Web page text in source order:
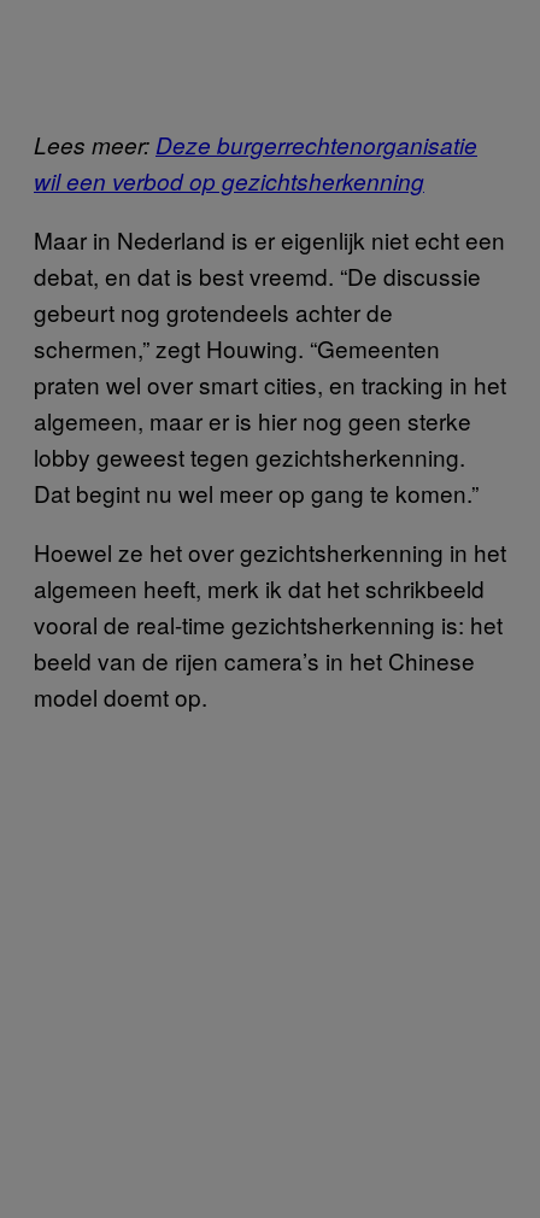
Lees meer: Deze burgerrechtenorganisatie
wil een verbod op gezichtsherkenning
Maar in Nederland is er eigenlijk niet echt een
debat, en dat is best vreemd. “De discussie
gebeurt nog grotendeels achter de
schermen,” zegt Houwing. “Gemeenten
praten wel over smart cities, en tracking in het
algemeen, maar er is hier nog geen sterke
lobby geweest tegen gezichtsherkenning.
Dat begint nu wel meer op gang te komen.”
Hoewel ze het over gezichtsherkenning in het
algemeen heeft, merk ik dat het schrikbeeld
vooral de real-time gezichtsherkenning is: het
beeld van de rijen camera’s in het Chinese
model doemt op.